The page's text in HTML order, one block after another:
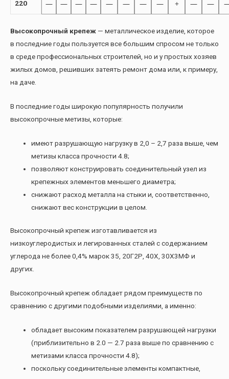
220 — — — — — — — — + — —
Высокопрочный крепеж — металлическое изделие, которое
в последние годы пользуется все большим спросом не только
в среде профессиональных строителей, но и у простых хозяев
жилых домов, решивших затеять ремонт дома или, к примеру,
на даче.
В последние годы широкую популярность получили
высокопрочные метизы, которые:
имеют разрушающую нагрузку в 2,0 – 2,7 раза выше, чем
метизы класса прочности 4.8;
позволяют конструировать соединительный узел из
крепежных элементов меньшего диаметра;
снижают расход металла на стыки и, соответственно,
снижают вес конструкции в целом.
Высокопрочный крепеж изготавливается из
низкоуглеродистых и легированных сталей с содержанием
углерода не более 0,4% марок 35, 20Г2Р, 40Х, 30Х3МФ и
других.
Высокопрочный крепеж обладает рядом преимуществ по
сравнению с другими подобными изделиями, а именно:
обладает высоким показателем разрушающей нагрузки
(приблизительно в 2.0 — 2.7 раза выше по сравнению с
метизами класса прочности 4.8);
поскольку соединительные элементы компактные,